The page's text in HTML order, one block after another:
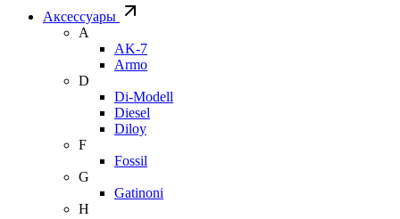
Аксессуары
A
AK-7
Armo
D
Di-Modell
Diesel
Diloy
F
Fossil
G
Gatinoni
H